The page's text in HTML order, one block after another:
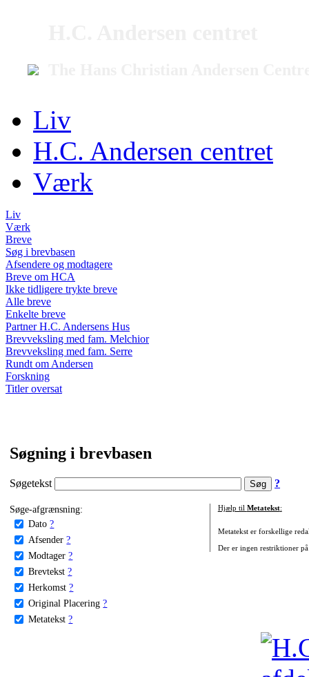
Liv
H.C. Andersen centret
Værk
Liv
Værk
Breve
Søg i brevbasen
Afsendere og modtagere
Breve om HCA
Ikke tidligere trykte breve
Alle breve
Enkelte breve
Partner H.C. Andersens Hus
Brevveksling med fam. Melchior
Brevveksling med fam. Serre
Rundt om Andersen
Forskning
Titler oversat
Søgning i brevbasen
Søgetekst ?
Søge-afgrænsning:
Dato ?
Afsender ?
Modtager ?
Brevtekst ?
Herkomst ?
Original Placering ?
Metatekst ?
Hjælp til Metatekst:
Metatekst er forskellige
Der er ingen restriktioner